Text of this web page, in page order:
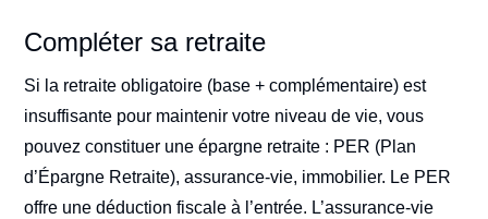
Compléter sa retraite
Si la retraite obligatoire (base + complémentaire) est
insuffisante pour maintenir votre niveau de vie, vous
pouvez constituer une épargne retraite : PER (Plan
d’Épargne Retraite), assurance-vie, immobilier. Le PER
offre une déduction fiscale à l’entrée. L’assurance-vie